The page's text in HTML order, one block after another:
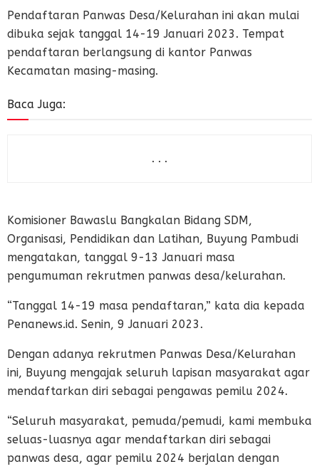
Pendaftaran Panwas Desa/Kelurahan ini akan mulai
dibuka sejak tanggal 14-19 Januari 2023. Tempat
pendaftaran berlangsung di kantor Panwas
Kecamatan masing-masing.
Baca Juga:
. . .
Komisioner Bawaslu Bangkalan Bidang SDM,
Organisasi, Pendidikan dan Latihan, Buyung Pambudi
mengatakan, tanggal 9-13 Januari masa
pengumuman rekrutmen panwas desa/kelurahan.
“Tanggal 14-19 masa pendaftaran,” kata dia kepada
Penanews.id. Senin, 9 Januari 2023.
Dengan adanya rekrutmen Panwas Desa/Kelurahan
ini, Buyung mengajak seluruh lapisan masyarakat agar
mendaftarkan diri sebagai pengawas pemilu 2024.
“Seluruh masyarakat, pemuda/pemudi, kami membuka
seluas-luasnya agar mendaftarkan diri sebagai
panwas desa, agar pemilu 2024 berjalan dengan